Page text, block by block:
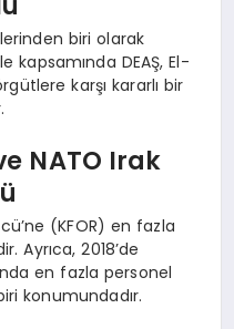
biri olarak
DEAŞ, El-
karşı kararlı bir
NATO Irak
(KFOR) en fazla
Ayrıca, 2018’de
en fazla personel
konumundadır.